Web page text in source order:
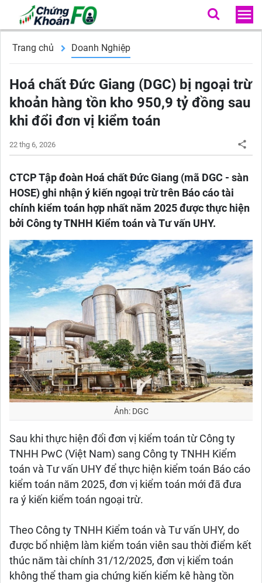
Trang chủ Doanh Nghiệp
Hoá chất Đức Giang (DGC) bị ngoại trừ
khoản hàng tồn kho 950,9 tỷ đồng sau
khi đổi đơn vị kiểm toán
22 thg 6, 2026
CTCP Tập đoàn Hoá chất Đức Giang (mã DGC - sàn
HOSE) ghi nhận ý kiến ngoại trừ trên Báo cáo tài
chính kiểm toán hợp nhất năm 2025 được thực hiện
bởi Công ty TNHH Kiểm toán và Tư vấn UHY.
Ảnh: DGC
Sau khi thực hiện đổi đơn vị kiểm toán từ Công ty
TNHH PwC (Việt Nam) sang Công ty TNHH Kiểm
toán và Tư vấn UHY để thực hiện kiểm toán Báo cáo
kiểm toán năm 2025, đơn vị kiểm toán mới đã đưa
ra ý kiến kiểm toán ngoại trừ.
Theo Công ty TNHH Kiểm toán và Tư vấn UHY, do
được bổ nhiệm làm kiểm toán viên sau thời điểm kết
thúc năm tài chính 31/12/2025, đơn vị kiểm toán
không thể tham gia chứng kiến kiểm kê hàng tồn